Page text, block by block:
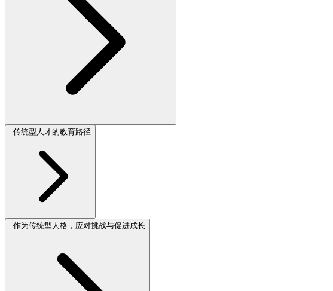
传统型人才的教育路径
作为传统型人格，应对挑战与促进成长